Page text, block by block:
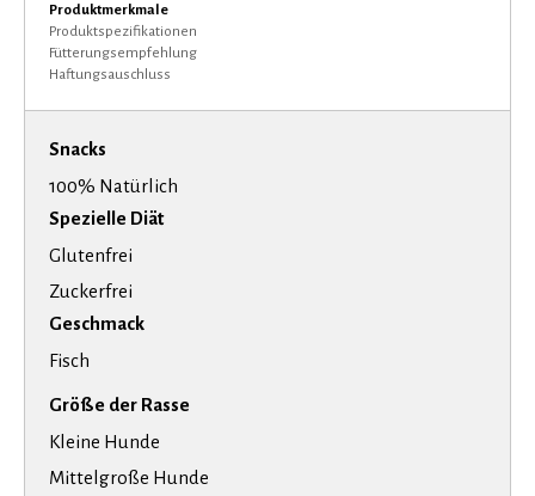
Produktmerkmale
Produktspezifikationen
Fütterungsempfehlung
Haftungsauschluss
Snacks
100% Natürlich
Spezielle Diät
Glutenfrei
Zuckerfrei
Geschmack
Fisch
Größe der Rasse
Kleine Hunde
Mittelgroße Hunde